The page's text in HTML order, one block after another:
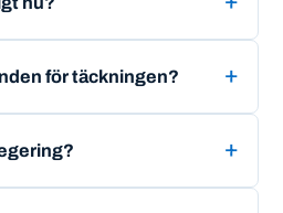
för täckningen?